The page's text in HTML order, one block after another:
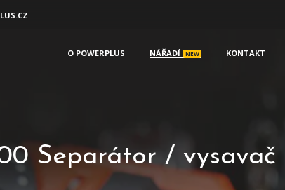
O POWERPLUS NÁŘADÍ NEW KONTAKT
Separátor /